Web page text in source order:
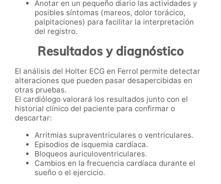
Anotar en un pequeño diario las actividades y
posibles síntomas (mareos, dolor torácico,
palpitaciones) para facilitar la interpretación
del registro.
Resultados y diagnóstico
El análisis del Holter ECG en Ferrol permite detectar
alteraciones que pueden pasar desapercibidas en
otras pruebas.
El cardiólogo valorará los resultados junto con el
historial clínico del paciente para confirmar o
descartar:
Arritmias supraventriculares o ventriculares.
Episodios de isquemia cardíaca.
Bloqueos auriculoventriculares.
Cambios en la frecuencia cardíaca durante el
sueño o el ejercicio.